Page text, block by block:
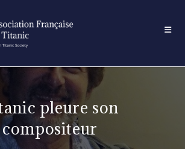
pleure son
compositeur